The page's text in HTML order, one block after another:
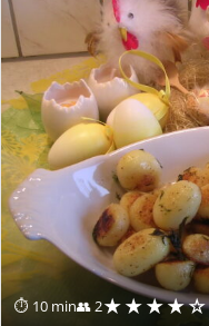
⏱ 10 min👥 2★★★★☆